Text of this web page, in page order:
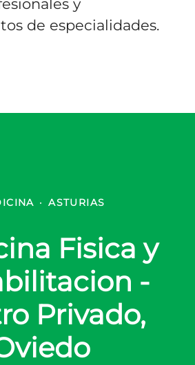
y
de especialidades.
· ASTURIAS
Fisica y
-
Privado,